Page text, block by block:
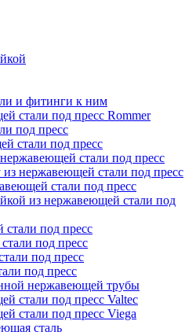
и фитинги к ним
стали под пресс Rommer
под пресс
стали под пресс
стали под пресс
нержавеющей стали под пресс
стали под пресс
из нержавеющей стали под
под пресс
под пресс
под пресс
под пресс
нержавеющей трубы
стали под пресс Valtec
стали под пресс Viega
сталь